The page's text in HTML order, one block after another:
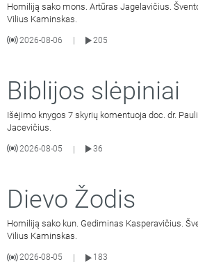
Homiliją sako mons. Artūras Jagelavičius.
Vilius Kaminskas.
2026-08-06
205
Biblijos slėpiniai
Išėjimo knygos 7 skyrių komentuoja doc. dr.
Jacevičius.
2026-08-05 |
36
Dievo Žodis
Homiliją sako kun. Gediminas Kasperavičius.
Vilius Kaminskas.
2026-08-05
183